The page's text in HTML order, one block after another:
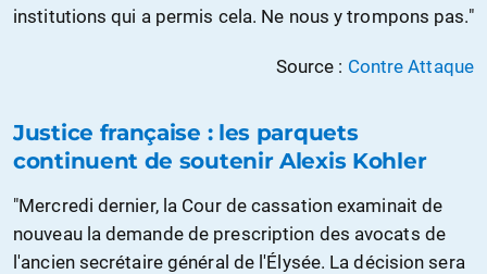
institutions qui a permis cela. Ne nous y trompons pas."
Source : Contre Attaque
Justice française : les parquets
continuent de soutenir Alexis Kohler
"Mercredi dernier, la Cour de cassation examinait de
nouveau la demande de prescription des avocats de
l'ancien secrétaire général de l'Élysée. La décision sera